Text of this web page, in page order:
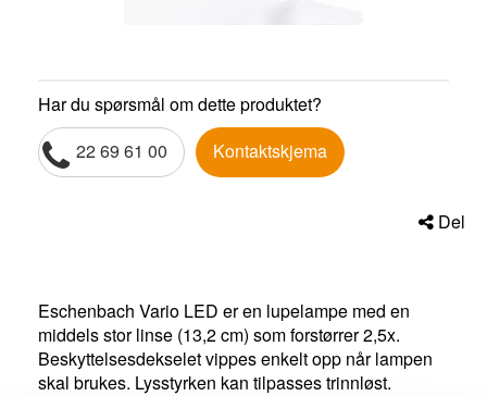
Har du spørsmål om dette produktet?
22 69 61 00
Kontaktskjema
Del
Eschenbach Vario LED er en lupelampe med en
middels stor linse (13,2 cm) som forstørrer 2,5x.
Beskyttelsesdekselet vippes enkelt opp når lampen
skal brukes. Lysstyrken kan tilpasses trinnløst.